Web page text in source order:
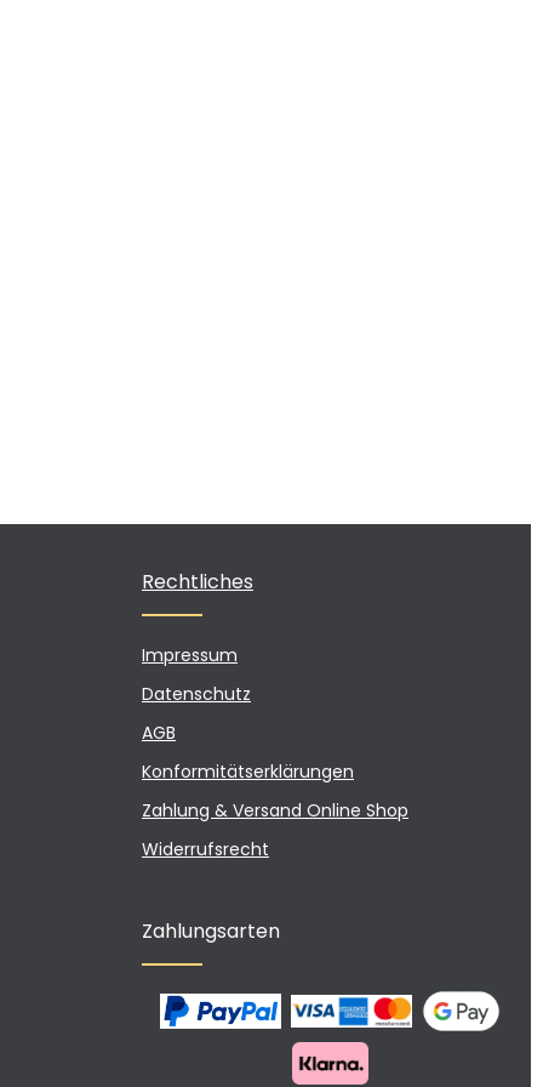
Rechtliches
Impressum
Datenschutz
AGB
Konformitätserklärungen
Zahlung & Versand Online Shop
Widerrufsrecht
Zahlungsarten